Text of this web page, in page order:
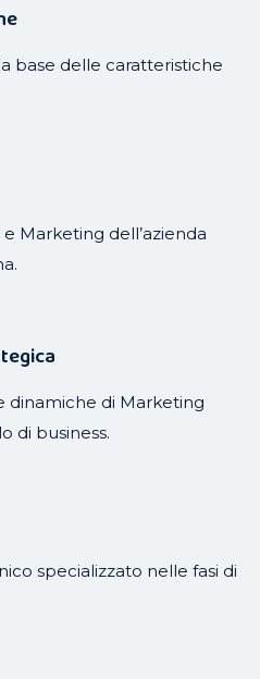
base delle caratteristiche
Marketing dell’azienda
dinamiche di Marketing
di business.
specializzato nelle fasi di